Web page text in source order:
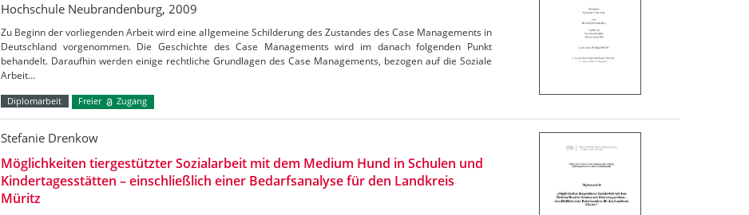
Hochschule Neubrandenburg, 2009
Zu Beginn der vorliegenden Arbeit wird eine allgemeine Schilderung des Zustandes des Case Managements in
Deutschland vorgenommen. Die Geschichte des Case Managements wird im danach folgenden Punkt
behandelt. Daraufhin werden einige rechtliche Grundlagen des Case Managements, bezogen auf die Soziale
Arbeit…
Diplomarbeit Freier Zugang
Stefanie Drenkow
Möglichkeiten tiergestützter Sozialarbeit mit dem Medium Hund in Schulen und
Kindertagesstätten – einschließlich einer Bedarfsanalyse für den Landkreis
Müritz